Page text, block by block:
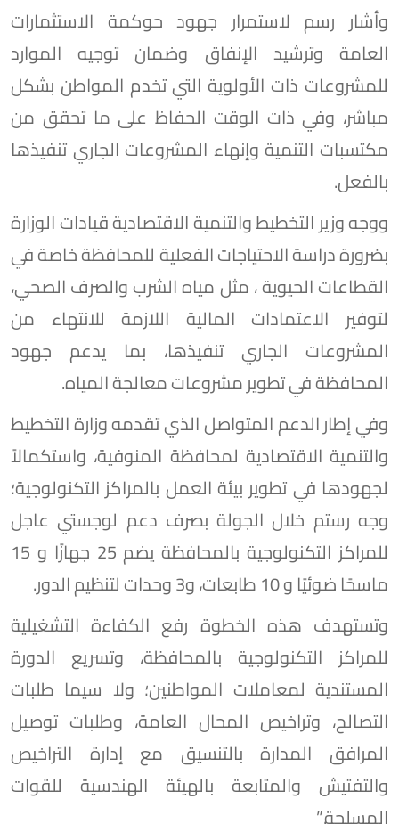
وأشار رسم لاستمرار جهود حوكمة الاستثمارات
العامة وترشيد الإنفاق وضمان توجيه الموارد
للمشروعات ذات الأولوية التي تخدم المواطن بشكل
مباشر، وفي ذات الوقت الحفاظ على ما تحقق من
مكتسبات التنمية وإنهاء المشروعات الجاري تنفيذها
بالفعل.
ووجه وزير التخطيط والتنمية الاقتصادية قيادات الوزارة
بضرورة دراسة الاحتياجات الفعلية للمحافظة خاصة في
القطاعات الحيوية ، مثل مياه الشرب والصرف الصحي،
لتوفير الاعتمادات المالية اللازمة للانتهاء من
المشروعات الجاري تنفيذها، بما يدعم جهود
المحافظة في تطوير مشروعات معالجة المياه.
وفي إطار الدعم المتواصل الذي تقدمه وزارة التخطيط
والتنمية الاقتصادية لمحافظة المنوفية، واستكمالاً
لجهودها في تطوير بيئة العمل بالمراكز التكنولوجية؛
وجه رستم خلال الجولة بصرف دعم لوجستي عاجل
للمراكز التكنولوجية بالمحافظة يضم 25 جهازًا و 15
ماسحًا ضوئيًا و 10 طابعات، و3 وحدات لتنظيم الدور.
وتستهدف هذه الخطوة رفع الكفاءة التشغيلية
للمراكز التكنولوجية بالمحافظة، وتسريع الدورة
المستندية لمعاملات المواطنين؛ ولا سيما طلبات
التصالح، وتراخيص المحال العامة، وطلبات توصيل
المرافق المدارة بالتنسيق مع إدارة التراخيص
والتفتيش والمتابعة بالهيئة الهندسية للقوات
المسلحة.”